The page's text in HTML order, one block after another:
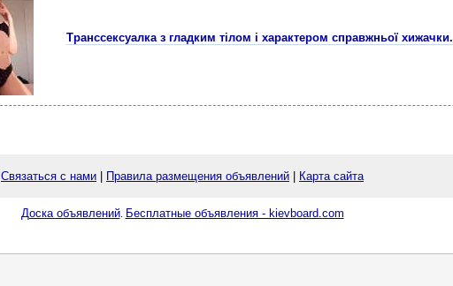
Транссексуалка з гладким тілом і характером справжньої хижачки.
Связаться с нами Правила размещения объявлений Карта сайта
Доска объявлений. Бесплатные объявления - kievboard.com